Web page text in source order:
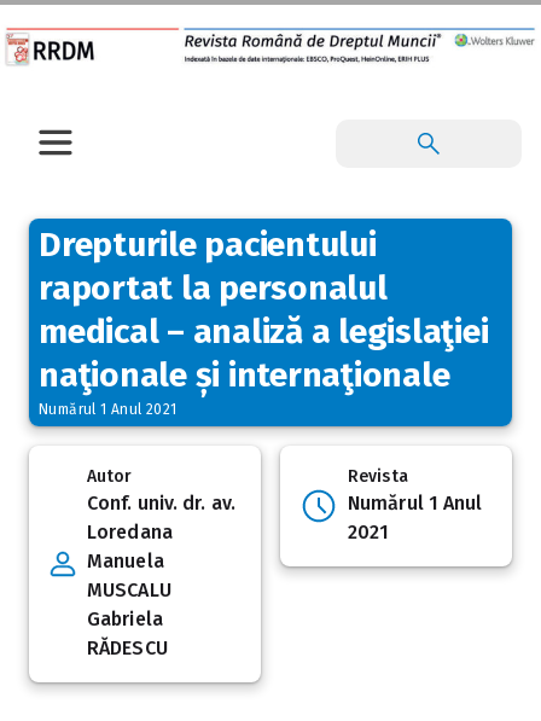
Drepturile pacientului
raportat la personalul
medical – analiză a legislaţiei
naţionale și internaţionale
Numărul 1 Anul 2021
Autor
Conf. univ. dr. av.
Loredana
Manuela
MUSCALU
Gabriela
RĂDESCU
Revista
Numărul 1 Anul
2021